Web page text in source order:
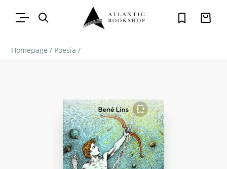
Homepage / Poesia /
FAVORITO